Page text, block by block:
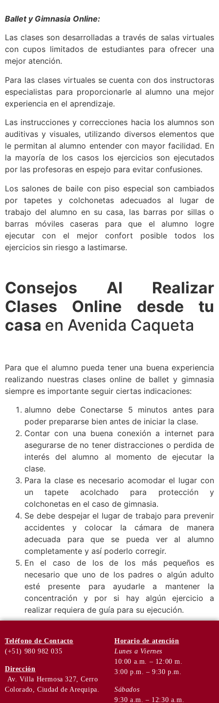
Ballet y Gimnasia Online:
Las clases son desarrolladas a través de salas virtuales
con cupos limitados de estudiantes para ofrecer una
mejor atención.
Para las clases virtuales se cuenta con dos instructoras
especialistas para proporcionarle al alumno una mejor
experiencia en el aprendizaje.
Las instrucciones y correcciones hacia los alumnos son
auditivas y visuales, utilizando diversos elementos que
le permitan al alumno entender con mayor facilidad. En
la mayoría de los casos los ejercicios son ejecutados
por las profesoras en espejo para evitar confusiones.
Los salones de baile con piso especial son cambiados
por tapetes y colchonetas adecuados al lugar de
trabajo del alumno en su casa, las barras por sillas o
barras móviles caseras para que el alumno logre
ejecutar con el mejor confort posible todos los
ejercicios sin riesgo a lastimarse.
Consejos Al Realizar
Clases Online desde tu
casa en Avenida Caqueta
Para que el alumno pueda tener una buena experiencia
realizando nuestras clases online de ballet y gimnasia
siempre es importante seguir ciertas indicaciones:
alumno debe Conectarse 5 minutos antes para
poder prepararse bien antes de iniciar la clase.
Contar con una buena conexión a internet para
asegurarse de no tener distracciones o perdida de
interés del alumno al momento de ejecutar la
clase.
Para la clase es necesario acomodar el lugar con
un tapete acolchado para protección y
colchonetas en el caso de gimnasia.
Se debe despejar el lugar de trabajo para prevenir
accidentes y colocar la cámara de manera
adecuada para que se pueda ver al alumno
completamente y así poderlo corregir.
En el caso de los de los más pequeños es
necesario que uno de los padres o algún adulto
esté presente para ayudarle a mantener la
concentración y por si hay algún ejercicio a
realizar requiera de guía para su ejecución.
Teléfono de Contacto
(+51) 980 982 035
Dirección
Av. Villa Hermosa 327, Cerro
Colorado, Ciudad de Arequipa.
Horario de atención
Lunes a Viernes
10:00 a.m. – 12:00 m.
3:00 p.m. – 9:30 p.m.
Sábados
9:30 a.m. – 12:30 a.m.